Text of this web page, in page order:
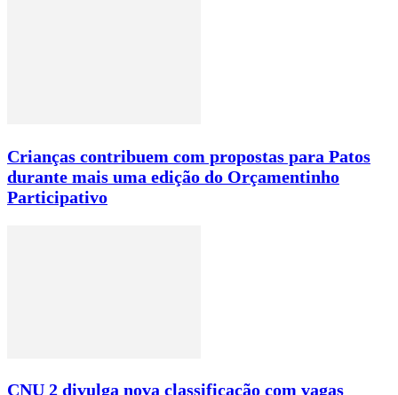
Crianças contribuem com propostas para Patos
durante mais uma edição do Orçamentinho
Participativo
CNU 2 divulga nova classificação com vagas